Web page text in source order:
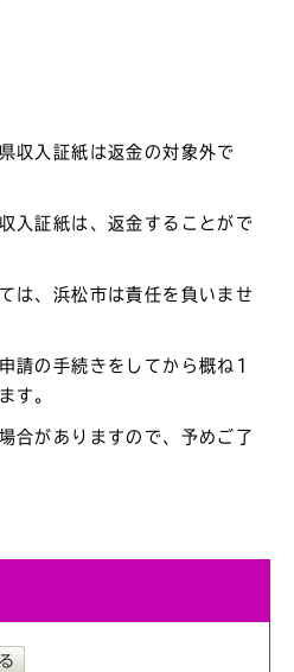
収入証紙は返金の対象外で
入証紙は、返金することがで
は、浜松市は責任を負いませ
請の手続きをしてから概ね1
す。
合がありますので、予めご了